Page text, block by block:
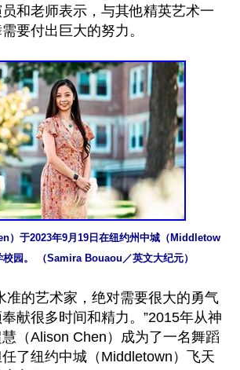
和老师表示，与其他精英艺术一
要付出巨大的努力。
）于2023年9月19日在纽约州中城（Middletow
园。 （Samira Bouaou／英文大纪元）
准的艺术家，绝对需要很大的勇气
献很多时间和精力。”2015年从神
（Alison Chen）成为了一名舞蹈
了纽约中城（Middletown）飞天